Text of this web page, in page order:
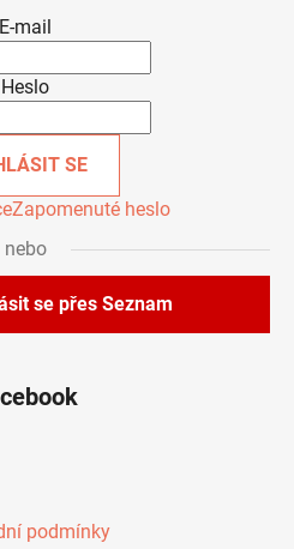
E-mail
Heslo
SE
Zapomenuté heslo
nebo
se přes Seznam
podmínky